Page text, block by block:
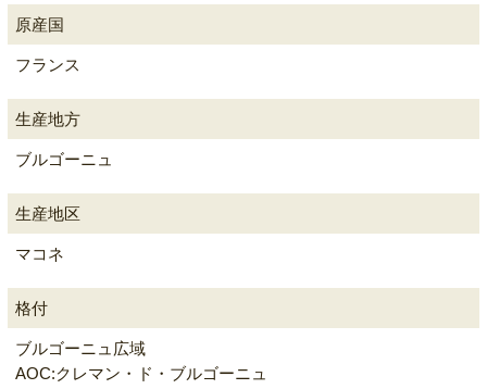
原産国
フランス
生産地方
ブルゴーニュ
生産地区
マコネ
格付
ブルゴーニュ広域
AOC:クレマン・ド・ブルゴーニュ